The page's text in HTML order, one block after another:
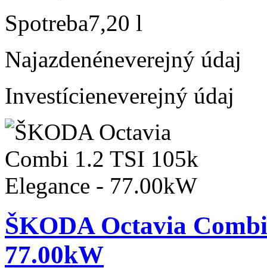
Spotreba7,20 l
Najazdenéneverejný údaj
Investícieneverejný údaj
ŠKODA Octavia
77.00kW